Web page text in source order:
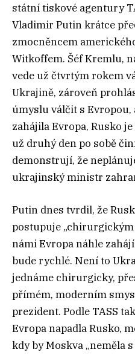
státní tiskové agentury
Vladimir Putin krátce
zmocněncem
Witkoffem. Šéf Kremlu,
vede už čtvrtým rokem
Ukrajině, zároveň
úmyslu válčit s Evropou,
zahájila Evropa, Rusko
už druhý den po sobě
demonstrují, že
ukrajinský ministr
Putin dnes tvrdil, že
postupuje „chirurgickým
námi Evropa náhle
bude rychlé. Není to
jednáme chirurgicky,
přímém, moderním
prezident. Podle TASS
Evropa napadla Rusko,
kdy by Moskva „neměla